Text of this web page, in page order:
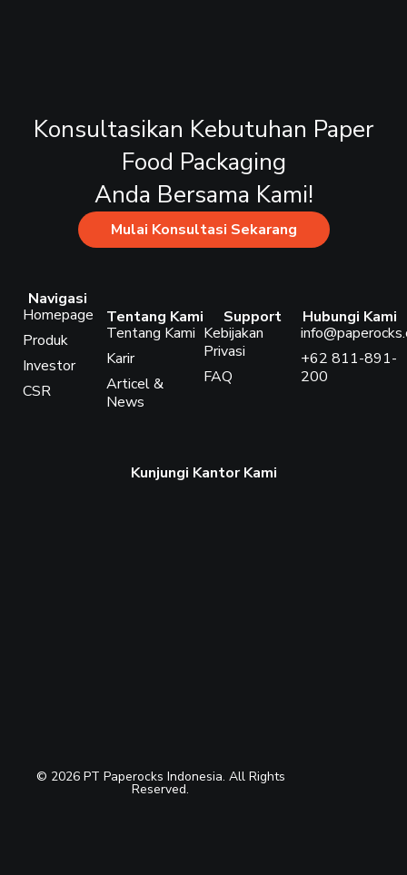
Konsultasikan Kebutuhan Paper
Food Packaging
Anda Bersama Kami!
Mulai Konsultasi Sekarang
Navigasi
Homepage
Produk
Investor
CSR
Tentang Kami
Tentang Kami
Karir
Articel &
News
Support
Kebijakan
Privasi
FAQ
Hubungi Kami
+62 811-891-
200
Kunjungi Kantor Kami
© 2026 PT Paperocks Indonesia. All Rights
Reserved.